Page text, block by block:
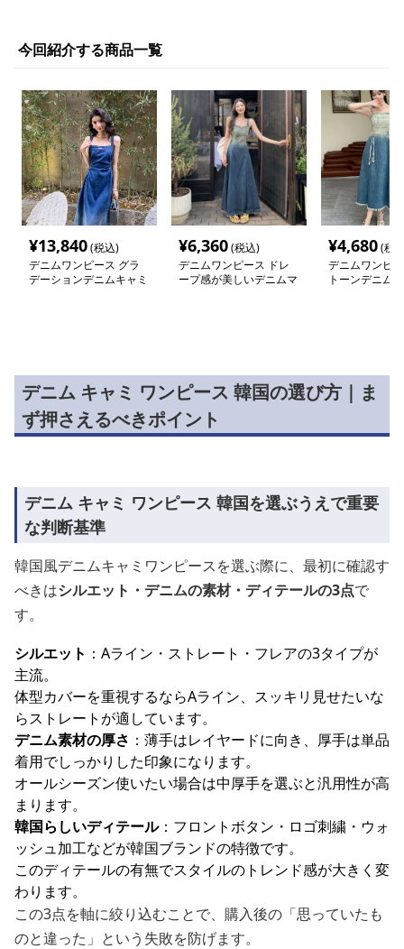
今回紹介する商品一覧
¥13,840(税込)
デニムワンピース グラ
デーションデニムキャミ
¥6,360(税込)
デニムワンピース ドレ
ープ感が美しいデニムマ
¥4,680(税
デニムワンピ
トーンデニム
デニム キャミ ワンピース 韓国の選び方｜ま
ず押さえるべきポイント
デニム キャミ ワンピース 韓国を選ぶうえで重要
な判断基準
韓国風デニムキャミワンピースを選ぶ際に、最初に確認す
べきはシルエット・デニムの素材・ディテールの3点で
す。
シルエット ：Aライン・ストレート・フレアの3タイプが
主流。
体型カバーを重視するならAライン、スッキリ見せたいな
らストレートが適しています。
デニム素材の厚さ ：薄手はレイヤードに向き、厚手は単品
着用でしっかりした印象になります。
オールシーズン使いたい場合は中厚手を選ぶと汎用性が高
まります。
韓国らしいディテール：フロントボタン・ロゴ刺繍・ウォ
ッシュ加工などが韓国ブランドの特徴です。
このディテールの有無でスタイルのトレンド感が大きく変
わります。
この3点を軸に絞り込むことで、購入後の「思っていたも
のと違った」という失敗を防げます。